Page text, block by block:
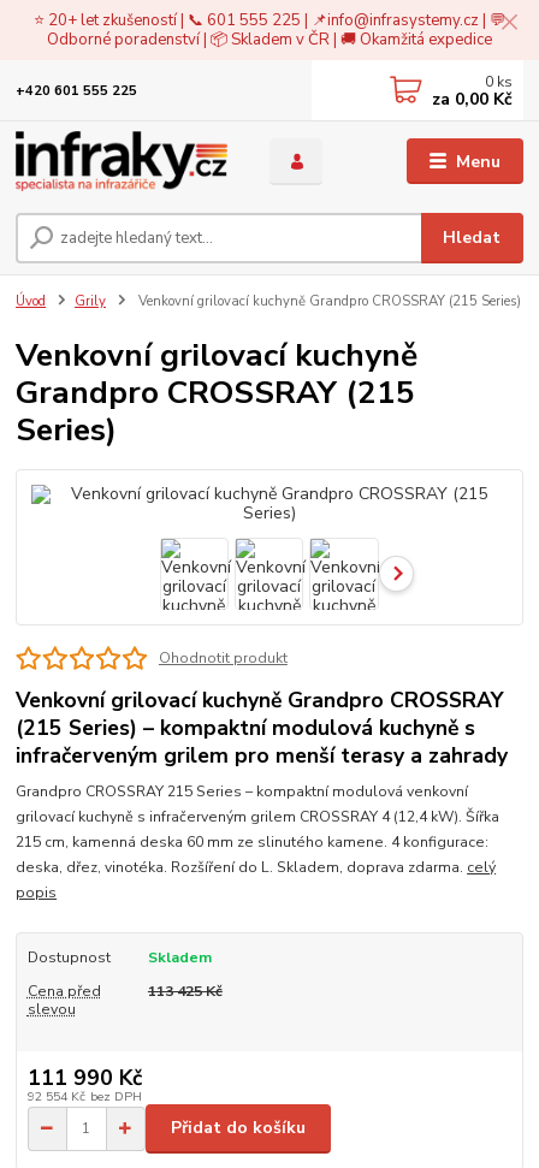
⭐ 20+ let zkušeností | 📞 601 555 225 | 📌info@infrasystemy.cz| 💬
Odborné poradenství | 📦 Skladem v ČR | 🚚 Okamžitá expedice
Menu
Hledat
+420 601 555 225 0 ks
za 0,00 Kč
Úvod Grily Venkovní grilovací kuchyně Grandpro CROSSRAY (215 Series)
Venkovní grilovací kuchyně
Grandpro CROSSRAY (215
Series)
Ohodnotit produkt
Venkovní grilovací kuchyně Grandpro CROSSRAY
(215 Series) – kompaktní modulová kuchyně s
infračerveným grilem pro menší terasy a zahrady
Grandpro CROSSRAY 215 Series – kompaktní modulová venkovní
grilovací kuchyně s infračerveným grilem CROSSRAY 4 (12,4 kW). Šířka
215 cm, kamenná deska 60 mm ze slinutého kamene. 4 konfigurace:
deska, dřez, vinotéka. Rozšíření do L. Skladem, doprava zdarma. celý
popis
Dostupnost
Skladem
Cena před
slevou
113 425 Kč
111 990 Kč
92 554 Kč bez DPH
Přidat do košíku